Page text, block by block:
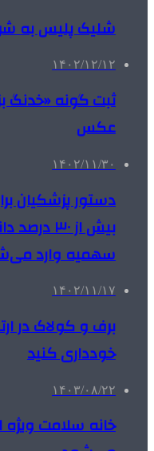
شلیک پلیس به
۱۴۰۲/۱۲/۱۲
ثبت گونه «خدنگ
عکس
۱۴۰۲/۱۱/۳۰
دستور پزشکیان
بیش از
سهمیه وارد
۱۴۰۲/۱۱/۱۷
برف و کولاک در
خودداری کنید
۱۴۰۳/۰۸/۲۲
خانه سلامت ویژه